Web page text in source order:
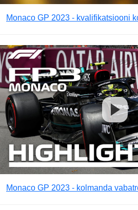
Monaco GP 2023 - kvalifikatsiooni
Monaco GP 2023 - kolmanda